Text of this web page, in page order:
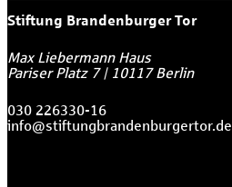
Stiftung Brandenburger Tor
Max Liebermann Haus
Pariser Platz 7| 10117 Berlin
030 226330-16
info@stiftungbrandenburgertor.de